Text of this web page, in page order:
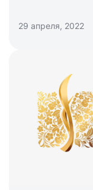
питания или
29 апреля, 2022